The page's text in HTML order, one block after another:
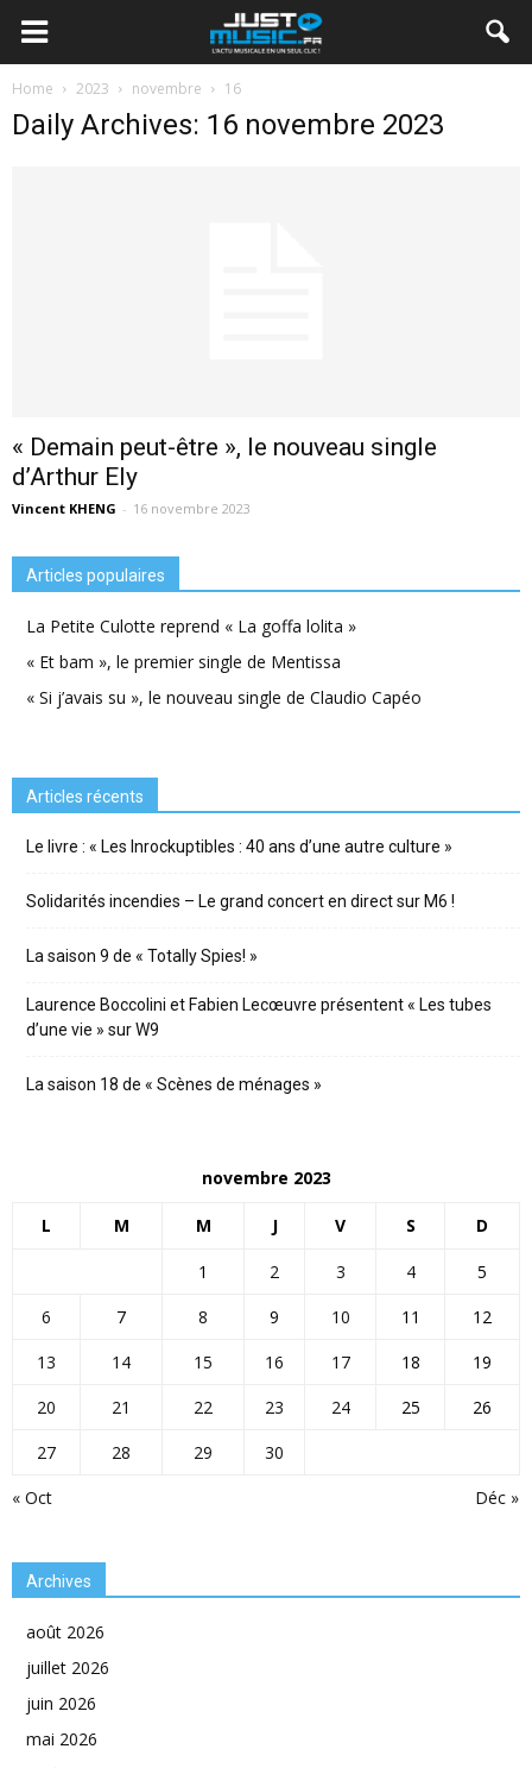
Home 2023 novembre 16
Daily Archives: 16 novembre 2023
« Demain peut-être », le nouveau single
d’Arthur Ely
Vincent KHENG - 16 novembre 2023
Articles populaires
La Petite Culotte reprend « La goffa lolita »
« Et bam », le premier single de Mentissa
« Si j’avais su », le nouveau single de Claudio Capéo
Articles récents
Le livre : « Les Inrockuptibles : 40 ans d’une autre culture »
Solidarités incendies – Le grand concert en direct sur M6 !
La saison 9 de « Totally Spies! »
Laurence Boccolini et Fabien Lecœuvre présentent « Les tubes
d’une vie » sur W9
La saison 18 de « Scènes de ménages »
novembre 2023
L M M J V S D
« Oct Déc »
1 2 3 4
5
6
7 8 9 10 11
12
13
14 15 16 17 18
19
20
21 22 23 24 25
26
27
28 29 30
Archives
août 2026
juillet 2026
juin 2026
mai 2026